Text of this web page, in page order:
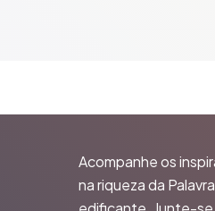
Acompanhe os
na riqueza da